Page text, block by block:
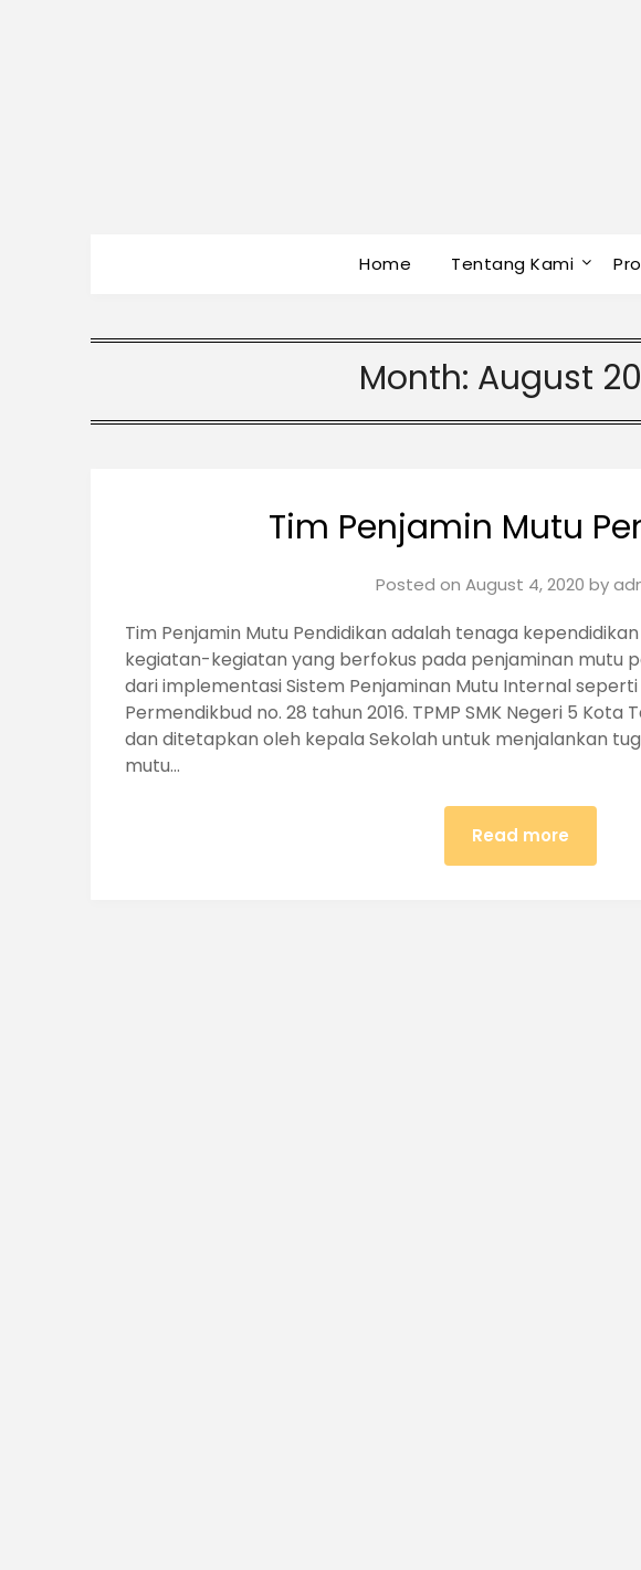
Home Tentang Kami
Month: August
Tim Penjamin Mutu
Posted onAugust 4, 2020 by
Tim Penjamin Mutu Pendidikan adalah tenaga
kegiatan-kegiatan yang berfokus pada penjaminan mutu
dari implementasi Sistem Penjaminan Mutu Internal
Permendikbud no. 28 tahun 2016. TPMP SMK Negeri 5
dan ditetapkan oleh kepala Sekolah untuk menjalankan
mutu…
Read more